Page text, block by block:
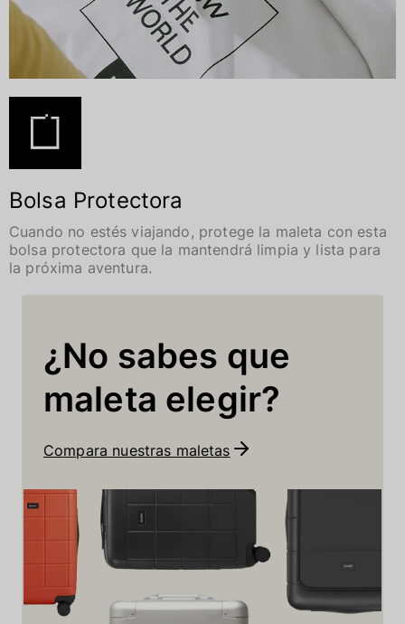
Bolsa Protectora
Cuando no estés viajando, protege la maleta con esta
bolsa protectora que la mantendrá limpia y lista para
la próxima aventura.
¿No sabes que
maleta elegir?
Compara nuestras maletas